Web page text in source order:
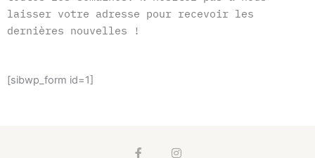
laisser votre adresse pour recevoir les
dernières nouvelles !
[sibwp_form id=1]
F
I